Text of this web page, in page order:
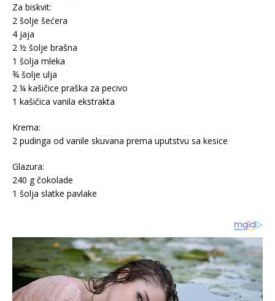
Za biskvit:
2 šolje šećera
4 jaja
2 ½ šolje brašna
1 šolja mleka
¾ šolje ulja
2 ¼ kašičice praška za pecivo
1 kašičica vanila ekstrakta
Krema:
2 pudinga od vanile skuvana prema uputstvu sa kesice
Glazura:
240 g čokolade
1 šolja slatke pavlake